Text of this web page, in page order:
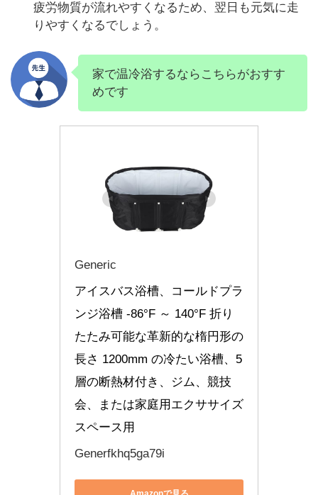
疲労物質が流れやすくなるため、翌日も元気に走
りやすくなるでしょう。
家で温冷浴するならこちらがおすす
めです
Generic
アイスバス浴槽、コールドプラ
ンジ浴槽 ‑86°F ～ 140°F 折り
たたみ可能な革新的な楕円形の
長さ 1200mm の冷たい浴槽、5
層の断熱材付き、ジム、競技
会、または家庭用エクササイズ
スペース用
Generfkhq5ga79i